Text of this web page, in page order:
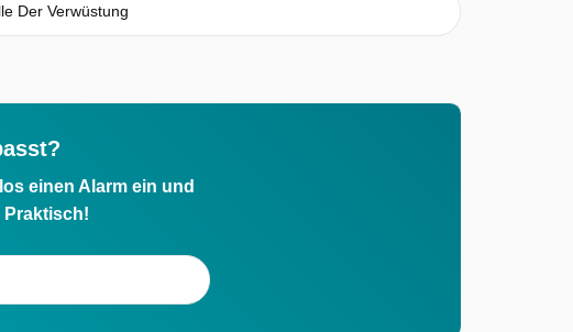
Der Verwüstung
einen Alarm ein und
Praktisch!